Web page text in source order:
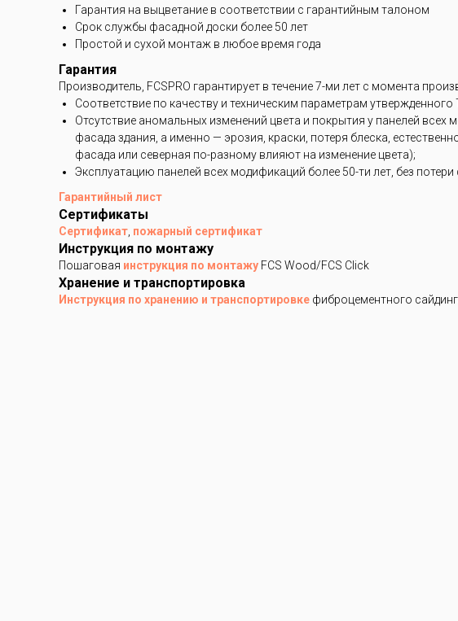
Гарантия на выцветание в соответствии с гарантийным талоном
Срок службы фасадной доски более 50 лет
Простой и сухой монтаж в любое время года
Гарантия
Производитель, FCSPRO гарантирует в течение 7-ми лет с момента
Соответствие по качеству и техническим параметрам
Отсутствие аномальных изменений цвета и покрытия у панелей
фасада здания, а именно — эрозия, краски, потеря блеска,
фасада или северная по-разному влияют на изменение цвета);
Эксплуатацию панелей всех модификаций более 50-ти лет, без
Гарантийный лист
Сертификаты
Сертификат пожарный сертификат
Инструкция по монтажу
Пошаговая инструкция по монтажу FCS Wood/FCS Click
Хранение и транспортировка
Инструкция по хранению и транспортировке фиброцементного